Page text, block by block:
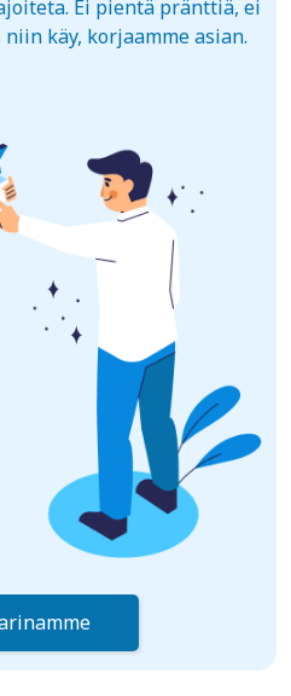
Ei pientä pränttiä, ei
käy, korjaamme asian.